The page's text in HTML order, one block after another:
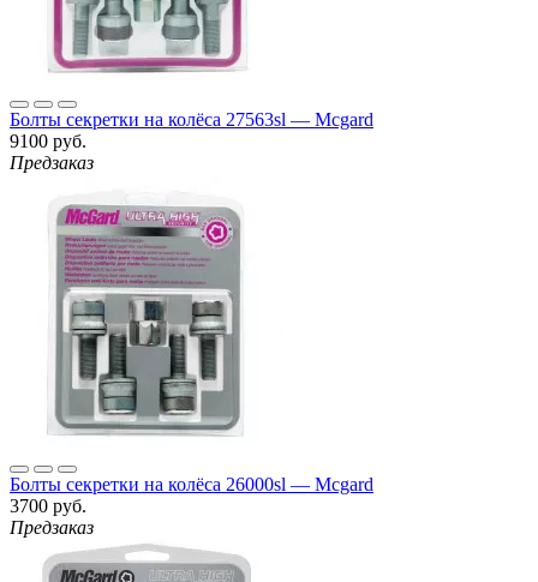
Болты секретки на колёса 27563sl — Mcgard
9100 руб.
Предзаказ
Болты секретки на колёса 26000sl — Mcgard
3700 руб.
Предзаказ